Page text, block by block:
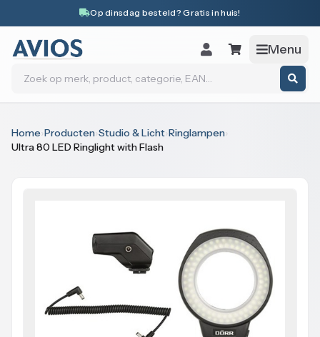
Op dinsdag besteld? Gratis in huis!
Menu
Zoeken
Home›Producten›Studio & Licht›Ringlampen›
Ultra 80 LED Ringlight with Flash